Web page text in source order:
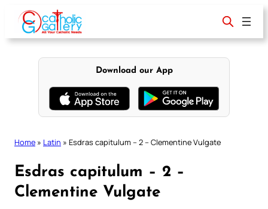
content
Download our App
Home » Latin » Esdras capitulum – 2 – Clementine Vulgate
Esdras capitulum – 2 –
Clementine Vulgate